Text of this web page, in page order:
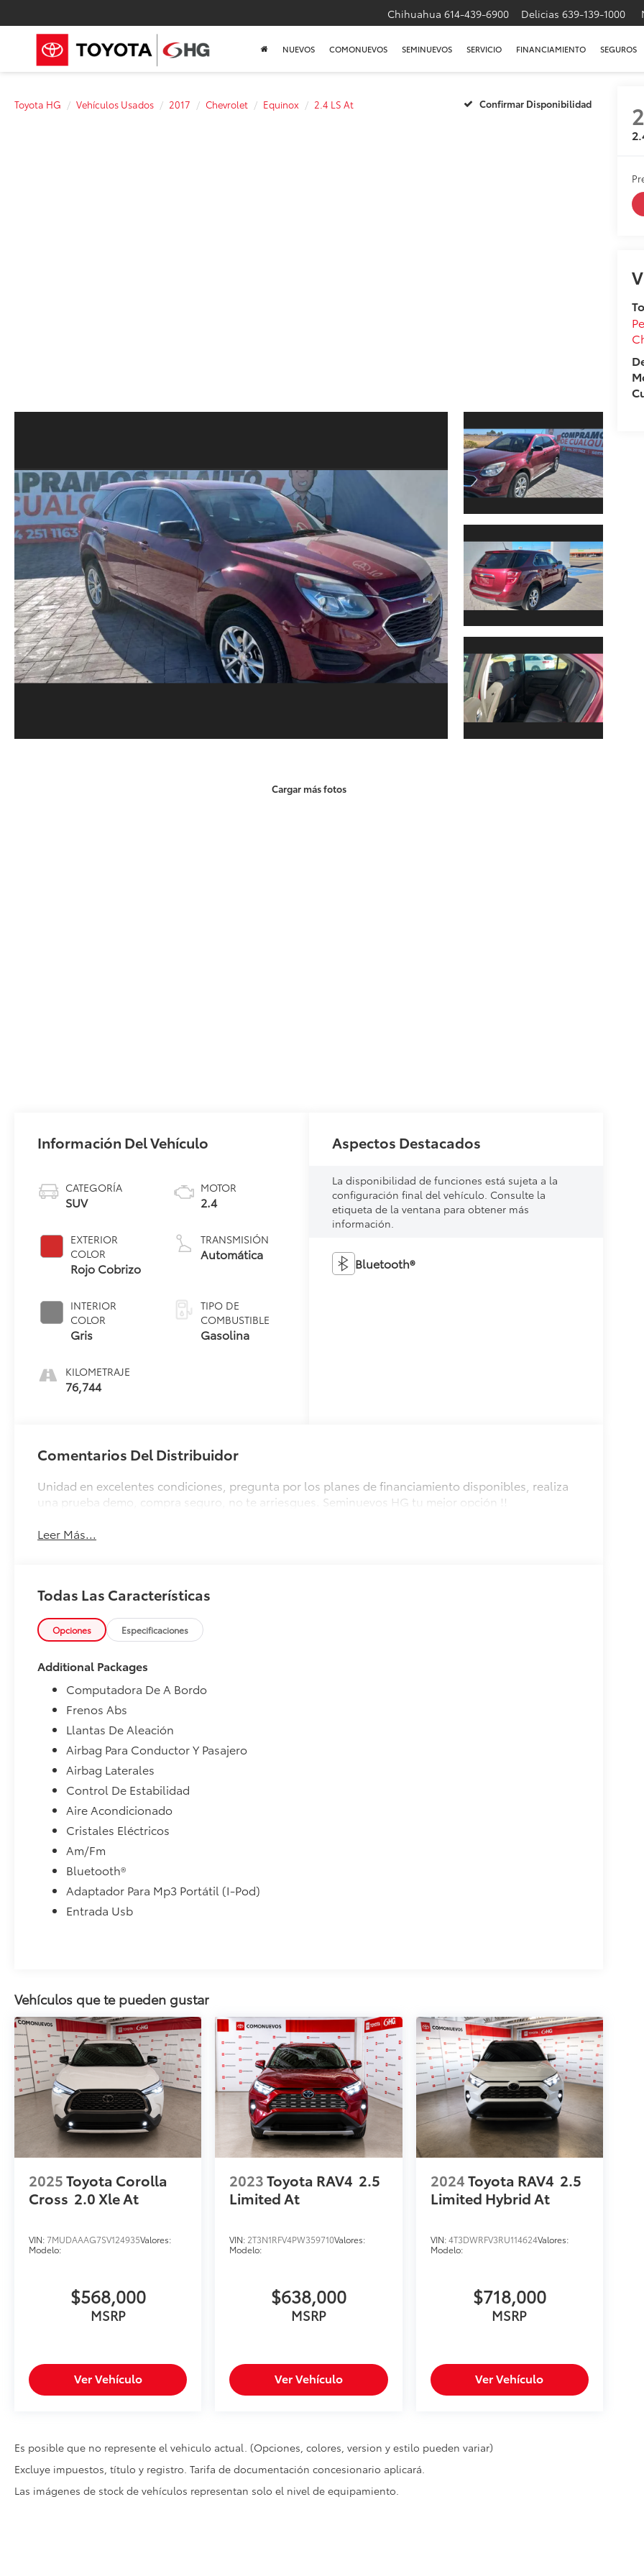
Chihuahua 614-439-6900 Delicias 639-139-1000
NUEVOS COMONUEVOS SEMINUEVOS SERVICIO FINANCIAMIENTO SEGUROS
Toyota HG Vehículos Usados 2017 Chevrolet Equinox 2.4 LS At Confirmar Disponibilidad
Cargar más fotos
Información Del Vehículo
CATEGORÍA
SUV
EXTERIOR
COLOR
Rojo Cobrizo
INTERIOR
COLOR
Gris
KILOMETRAJE
76,744
MOTOR
2.4
TRANSMISIÓN
Automática
TIPO DE
COMBUSTIBLE
Gasolina
Aspectos Destacados
La disponibilidad de funciones está sujeta a la
configuración final del vehículo. Consulte la
etiqueta de la ventana para obtener más
información.
Bluetooth®
Comentarios Del Distribuidor
Unidad en excelentes condiciones, pregunta por los planes de financiamiento disponibles, realiza
una prueba demo, compra seguro, no te arriesgues. Seminuevos HG tu mejor opción !!
Leer Más...
Todas Las Características
Opciones Especificaciones
Additional Packages
Computadora De A Bordo
Frenos Abs
Llantas De Aleación
Airbag Para Conductor Y Pasajero
Airbag Laterales
Control De Estabilidad
Aire Acondicionado
Cristales Eléctricos
Am/Fm
Bluetooth®
Adaptador Para Mp3 Portátil (I-Pod)
Entrada Usb
Vehículos que te pueden gustar
2025Toyota Corolla
Cross 2.0 Xle At
VIN:7MUDAAAG7SV124935Valores:
Modelo:
$568,000
MSRP
Ver Vehículo
2023Toyota RAV4 2.5
Limited At
VIN: 2T3N1RFV4PW359710Valores:
Modelo:
$638,000
MSRP
Ver Vehículo
2024Toyota RAV4 2.5
Limited Hybrid At
VIN:4T3DWRFV3RU114624Valores:
Modelo:
$718,000
MSRP
Ver Vehículo
Es posible que no represente el vehiculo actual. (Opciones, colores, version y estilo pueden variar)
Excluye impuestos, título y registro. Tarifa de documentación concesionario aplicará.
Las imágenes de stock de vehículos representan solo el nivel de equipamiento.